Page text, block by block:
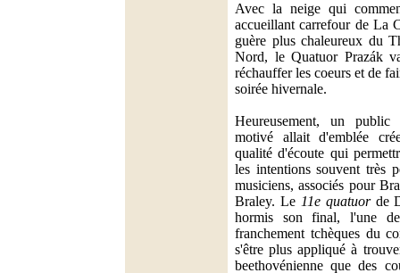
Avec la neige qui
accueillant carrefour de La
guère plus chaleureux du
Nord, le Quatuor Prazák
réchauffer les coeurs et de
soirée hivernale.
Heureusement, un public
motivé allait d'emblée
qualité d'écoute qui
les intentions souvent très
musiciens, associés pour
Braley. Le 11e quatuorde
hormis son final, l'une
franchement tchèques du
s'être plus appliqué à
beethovénienne que des